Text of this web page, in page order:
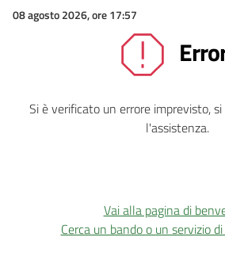
08 agosto 2026, ore 17:57
Si è verificato un errore imprevisto,
l'assistenza.
Vai alla pagina di
Cerca un bando o un servizio